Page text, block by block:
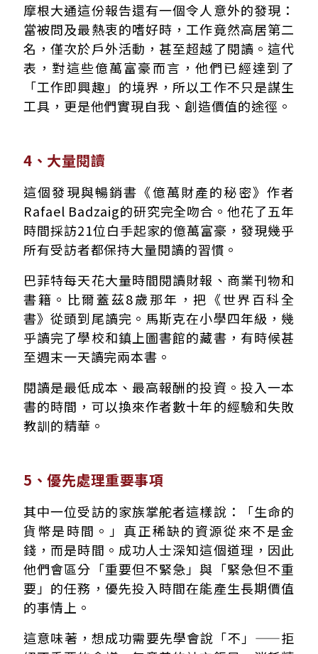
摩根大通這份報告還有一個令人意外的發現：
當被問及最熱衷的嗜好時，工作竟然高居第二
名，僅次於戶外活動，甚至超越了閱讀。這代
表，對這些億萬富豪而言，他們已經達到了
「工作即興趣」的境界，所以工作不只是謀生
工具，更是他們實現自我、創造價值的途徑。
4、大量閱讀
這個發現與暢銷書《億萬財產的秘密》作者
Rafael Badzaig的研究完全吻合。他花了五年
時間採訪21位白手起家的億萬富豪，發現幾乎
所有受訪者都保持大量閱讀的習慣。
巴菲特每天花大量時間閱讀財報、商業刊物和
書籍。比爾蓋茲8歲那年，把《世界百科全
書》從頭到尾讀完。馬斯克在小學四年級，幾
乎讀完了學校和鎮上圖書館的藏書，有時候甚
至週末一天讀完兩本書。
閱讀是最低成本、最高報酬的投資。投入一本
書的時間，可以換來作者數十年的經驗和失敗
教訓的精華。
5、優先處理重要事項
其中一位受訪的家族掌舵者這樣說：「生命的
貨幣是時間。」真正稀缺的資源從來不是金
錢，而是時間。成功人士深知這個道理，因此
他們會區分「重要但不緊急」與「緊急但不重
要」的任務，優先投入時間在能產生長期價值
的事情上。
這意味著，想成功需要先學會說「不」——拒